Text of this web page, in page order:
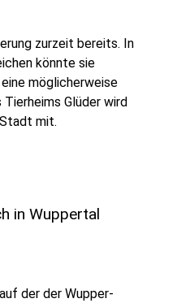
zurzeit bereits. In
könnte sie
möglicherweise
Glüder wird
mit.
in Wuppertal
der der Wupper-